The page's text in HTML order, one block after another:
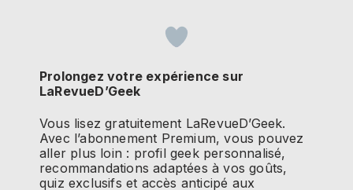
Prolongez votre expérience sur
LaRevueD’Geek
Vous lisez gratuitement LaRevueD’Geek.
Avec l’abonnement Premium, vous pouvez
aller plus loin : profil geek personnalisé,
recommandations adaptées à vos goûts,
quiz exclusifs et accès anticipé aux